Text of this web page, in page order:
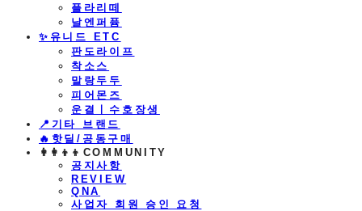
플라리떼
날엔퍼퓸
​✨유니드 ETC
판도라이프
착소스
말랑두두
피어몬즈
운결ㅣ수호장생
📍기타 브랜드
🔥핫딜/공동구매
👩‍👩‍👦‍👦COMMUNITY
공지사항
REVIEW
QNA
사업자 회원 승인 요청